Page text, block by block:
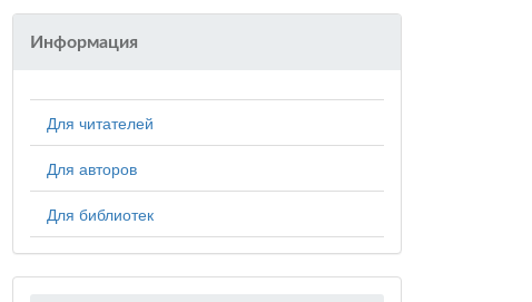
Информация
Для читателей
Для авторов
Для библиотек